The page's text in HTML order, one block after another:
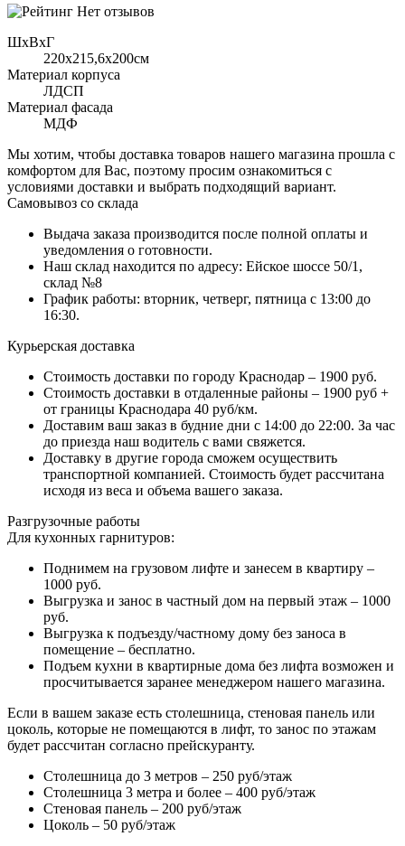
Нет отзывов
ШхВхГ
220x215,6х200см
Материал корпуса
ЛДСП
Материал фасада
МДФ
Мы хотим, чтобы доставка товаров нашего магазина прошла с
комфортом для Вас, поэтому просим ознакомиться с
условиями доставки и выбрать подходящий вариант.
Самовывоз со склада
Выдача заказа производится после полной оплаты и
уведомления о готовности.
Наш склад находится по адресу: Ейское шоссе 50/1,
склад №8
График работы: вторник, четверг, пятница с 13:00 до
16:30.
Курьерская доставка
Стоимость доставки по городу Краснодар – 1900 руб.
Стоимость доставки в отдаленные районы – 1900 руб +
от границы Краснодара 40 руб/км.
Доставим ваш заказ в будние дни с 14:00 до 22:00. За час
до приезда наш водитель с вами свяжется.
Доставку в другие города сможем осуществить
транспортной компанией. Стоимость будет рассчитана
исходя из веса и объема вашего заказа.
Разгрузочные работы
Для кухонных гарнитуров:
Поднимем на грузовом лифте и занесем в квартиру –
1000 руб.
Выгрузка и занос в частный дом на первый этаж – 1000
руб.
Выгрузка к подъезду/частному дому без заноса в
помещение – бесплатно.
Подъем кухни в квартирные дома без лифта возможен и
просчитывается заранее менеджером нашего магазина.
Если в вашем заказе есть столешница, стеновая панель или
цоколь, которые не помещаются в лифт, то занос по этажам
будет рассчитан согласно прейскуранту.
Столешница до 3 метров – 250 руб/этаж
Столешница 3 метра и более – 400 руб/этаж
Стеновая панель – 200 руб/этаж
Цоколь – 50 руб/этаж